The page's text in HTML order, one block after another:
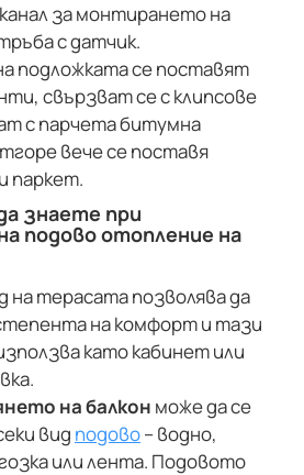
за монтирането на
с датчик.
подложката се поставят
свързват се с клипсове
с парчета битумна
вече се поставя
паркет.
знаете при
подово отопление на
на терасата позволява да
на комфорт и тази
като кабинет или
на балкон може да се
вид подово– водно,
или лента. Подовото